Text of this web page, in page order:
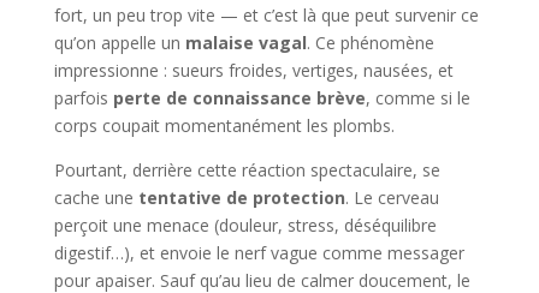
fort, un peu trop vite — et c’est là que peut survenir ce
qu’on appelle un malaise vagal. Ce phénomène
impressionne : sueurs froides, vertiges, nausées, et
parfois perte de connaissance brève, comme si le
corps coupait momentanément les plombs.
Pourtant, derrière cette réaction spectaculaire, se
cache une tentative de protection. Le cerveau
perçoit une menace (douleur, stress, déséquilibre
digestif…), et envoie le nerf vague comme messager
pour apaiser. Sauf qu’au lieu de calmer doucement, le